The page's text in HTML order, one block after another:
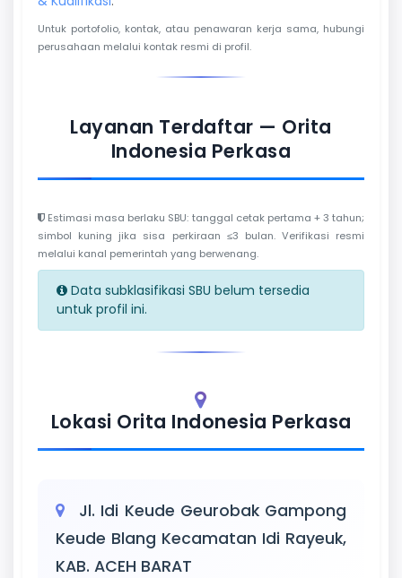
Untuk portofolio, kontak, atau penawaran kerja sama, hubungi
perusahaan melalui kontak resmi di profil.
Layanan Terdaftar — Orita
Indonesia Perkasa
Estimasi masa berlaku SBU: tanggal cetak pertama + 3 tahun;
simbol kuning jika sisa perkiraan ≤3 bulan. Verifikasi resmi
melalui kanal pemerintah yang berwenang.
Data subklasifikasi SBU belum tersedia
untuk profil ini.
Lokasi Orita Indonesia Perkasa
Jl. Idi Keude Geurobak Gampong
Keude Blang Kecamatan Idi Rayeuk,
KAB. ACEH BARAT